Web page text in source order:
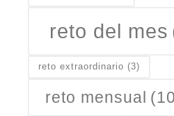
reto del mes
reto extraordinario (3)
reto mensual